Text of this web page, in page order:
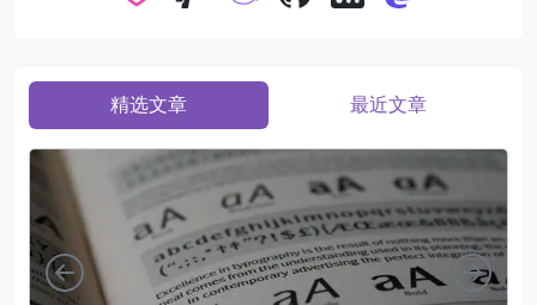
精选文章 最近文章
向左 向右